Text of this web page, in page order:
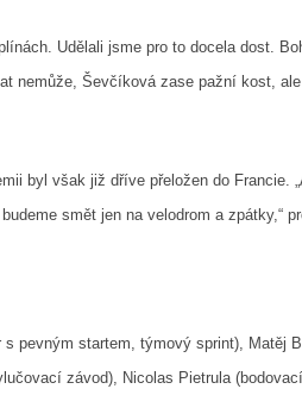
Udělali jsme pro to docela dost.
nemůže, Ševčíková zase pažní kost,
byl však již dříve přeložen do Francie.
smět jen na velodrom a zpátky,“
pevným startem, týmový sprint), Matěj
závod), Nicolas Pietrula